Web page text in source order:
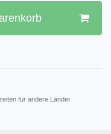
für andere Länder